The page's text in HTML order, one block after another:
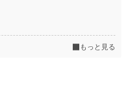
もっと見る